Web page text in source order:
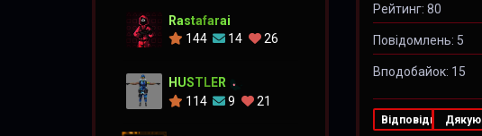
Рейтинг: 80
Повідомлень: 5
Вподобайок: 15
Відповідь Дякую
Rastafarai
144
14 26
HUSTLER
114
9 21